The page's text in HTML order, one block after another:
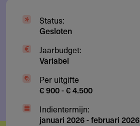
Status:
Gesloten
Jaarbudget:
Variabel
Per uitgifte
€ 900 - € 4.500
Indientermijn:
januari 2026-februari 2026